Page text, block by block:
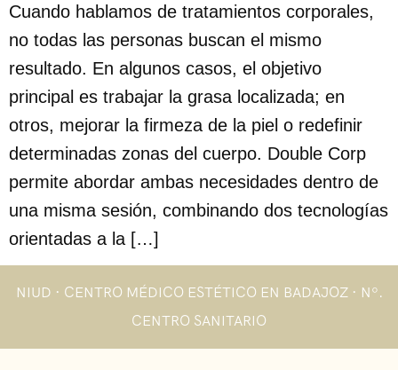
Cuando hablamos de tratamientos corporales,
no todas las personas buscan el mismo
resultado. En algunos casos, el objetivo
principal es trabajar la grasa localizada; en
otros, mejorar la firmeza de la piel o redefinir
determinadas zonas del cuerpo. Double Corp
permite abordar ambas necesidades dentro de
una misma sesión, combinando dos tecnologías
orientadas a la […]
NIUD · CENTRO MÉDICO ESTÉTICO EN BADAJOZ · Nº.
CENTRO SANITARIO